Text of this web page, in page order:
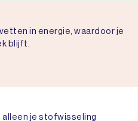
in energie, waardoor je
blijft.
je stofwisseling